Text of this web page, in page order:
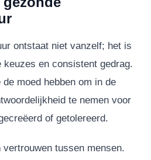
ontstaat niet vanzelf; het is
keuzes en consistent gedrag.
moed hebben om in de
te nemen voor
of getolereerd.
vertrouwen tussen mensen.